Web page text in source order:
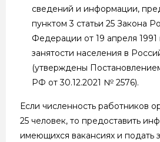
сведений и информации,
пунктом 3 статьи 25 Закона
Федерации от 19 апреля
занятости населения в
(утверждены
РФ от 30.12.2021 № 2576).
Если численность работников
25 человек, то предоставить
имеющихся вакансиях и подать